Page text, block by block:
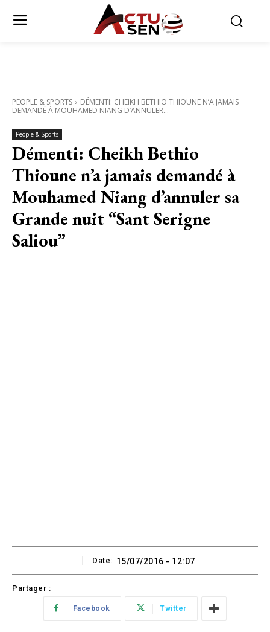
PEOPLE & SPORTS
DÉMENTI: CHEIKH BETHIO THIOUNE N’A JAMAIS
DEMANDÉ À MOUHAMED NIANG D’ANNULER...
People & Sports
Démenti: Cheikh Bethio
Thioune n’a jamais demandé à
Mouhamed Niang d’annuler sa
Grande nuit “Sant Serigne
Saliou”
Date: 15/07/2016 - 12:07
Partager :
Facebook Twitter